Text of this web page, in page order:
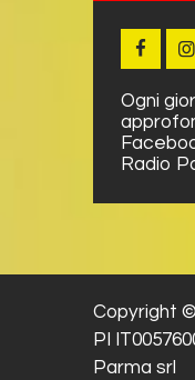
Ogni
Radio
Copyright
PI
Parma srl